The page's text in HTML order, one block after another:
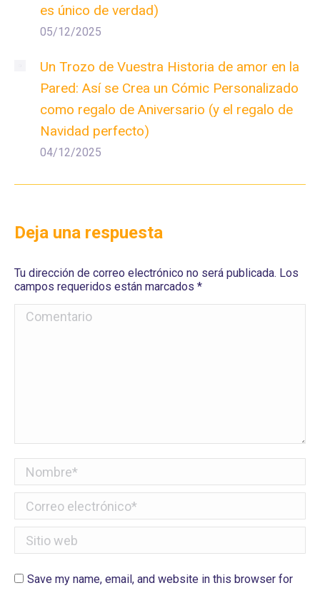
es único de verdad)
05/12/2025
Un Trozo de Vuestra Historia de amor en la
Pared: Así se Crea un Cómic Personalizado
como regalo de Aniversario (y el regalo de
Navidad perfecto)
04/12/2025
Deja una respuesta
Tu dirección de correo electrónico no será publicada. Los
campos requeridos están marcados *
Comentario
Nombre *
Correo electrónico *
Sitio web
Save my name, email, and website in this browser for